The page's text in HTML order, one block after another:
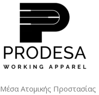
Μέσα Ατομικής Προστασίας